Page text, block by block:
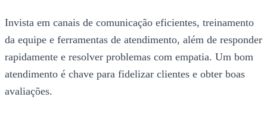
Invista em canais de comunicação eficientes, treinamento
da equipe e ferramentas de atendimento, além de responder
rapidamente e resolver problemas com empatia. Um bom
atendimento é chave para fidelizar clientes e obter boas
avaliações.